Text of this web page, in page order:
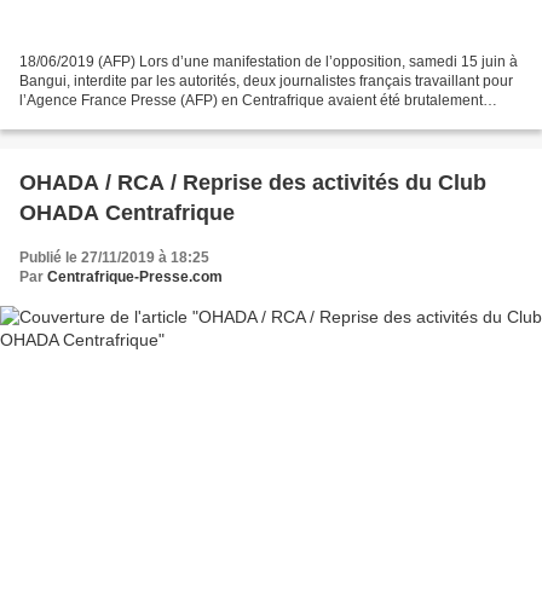
18/06/2019 (AFP) Lors d’une manifestation de l’opposition, samedi 15 juin à
Bangui, interdite par les autorités, deux journalistes français travaillant pour
l’Agence France Presse (AFP) en Centrafrique avaient été brutalement
OHADA / RCA / Reprise des activités du Club
OHADA Centrafrique
Publié le 27/11/2019 à 18:25
Par Centrafrique-Presse.com